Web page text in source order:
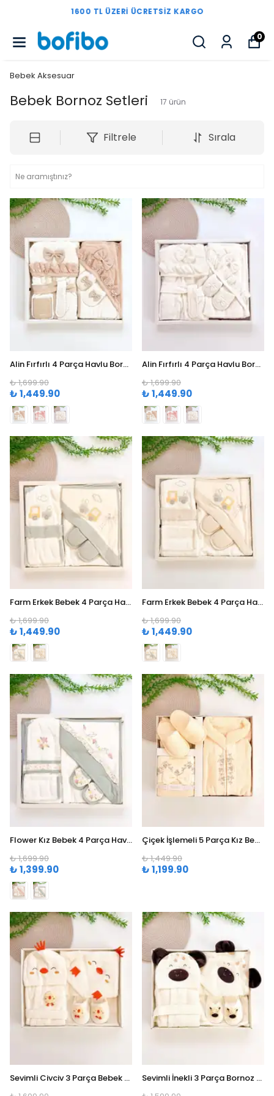
1600 TL ÜZERI ÜCRETSIZ KARGO
0
Bebek Aksesuar
Bebek Bornoz Setleri 17 ürün
Filtrele Sırala
Alin Fırfırlı 4 Parça Havlu Bornoz Seti (0-24 Ay) - Kahve
₺ 1,699.90
₺ 1,449.90
Alin Fırfırlı 4 Parça Havlu Bornoz Seti (0-24 Ay) - Beyaz
₺ 1,699.90
₺ 1,449.90
Farm Erkek Bebek 4 Parça Havlu Bornoz Seti (0-24 Ay) - Yeşil
₺ 1,699.90
₺ 1,449.90
Farm Erkek Bebek 4 Parça Havlu Bornoz Seti (0-24 Ay) - Krem
₺ 1,699.90
₺ 1,449.90
Flower Kız Bebek 4 Parça Havlu Bornoz Seti (0-24 Ay) - Yeşil
₺ 1,699.90
₺ 1,399.90
Çiçek İşlemeli 5 Parça Kız Bebek Bornoz Seti (0-24 Ay)
₺ 1,449.90
₺ 1,199.90
Sevimli Civciv 3 Parça Bebek Bornoz Seti ( 0-24 Ay )
Sevimli İnekli 3 Parça Bornoz Seti (0-24 Ay) - 0-1 Yaş